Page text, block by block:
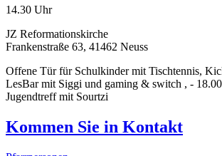
14.30 Uhr
JZ Reformationskirche
Frankenstraße 63, 41462 Neuss
Offene Tür für Schulkinder mit Tischtennis,
LesBar mit Siggi und gaming & switch , -
Jugendtreff mit Sourtzi
Kommen Sie in Kontakt